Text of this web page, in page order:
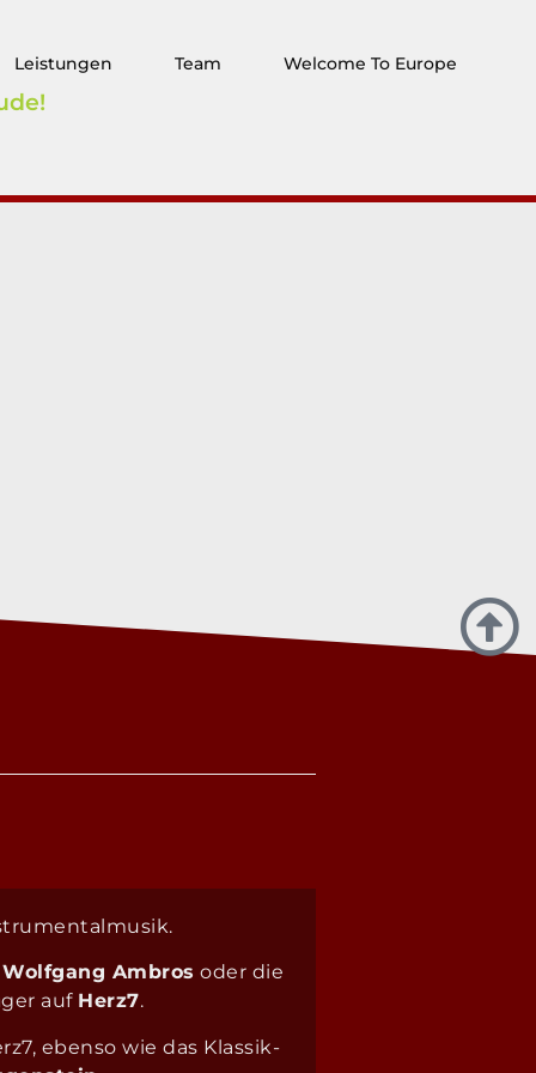
Leistungen Team Welcome To Europe
Ambros oder die
auf Herz7.
ebenso wie das Klassik-